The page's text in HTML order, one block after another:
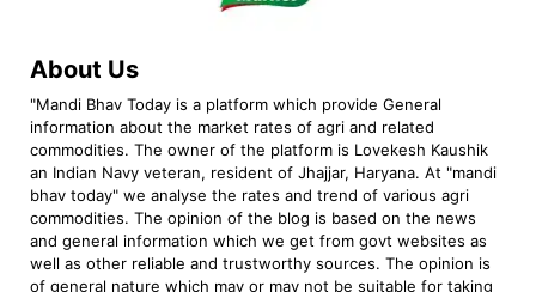
About Us
"Mandi Bhav Today is a platform which provide General
information about the market rates of agri and related
commodities. The owner of the platform is Lovekesh Kaushik
an Indian Navy veteran, resident of Jhajjar, Haryana. At "mandi
bhav today" we analyse the rates and trend of various agri
commodities. The opinion of the blog is based on the news
and general information which we get from govt websites as
well as other reliable and trustworthy sources. The opinion is
of general nature which may or may not be suitable for taking